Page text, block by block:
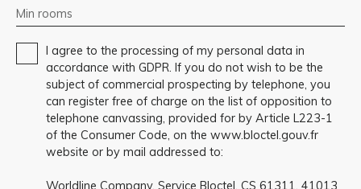
Min rooms
I agree to the processing of my personal data in
accordance with GDPR. If you do not wish to be the
subject of commercial prospecting by telephone, you
can register free of charge on the list of opposition to
telephone canvassing, provided for by Article L223-1
of the Consumer Code, on the www.bloctel.gouv.fr
website or by mail addressed to:
Worldline Company, Service Bloctel, CS 61311, 41013